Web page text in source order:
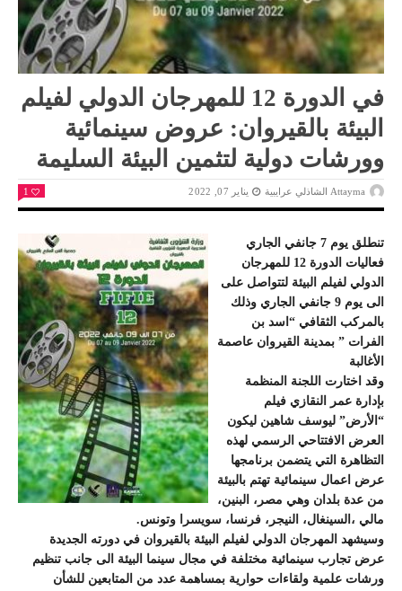
في الدورة 12 للمهرجان الدولي لفيلم
البيئة بالقيروان: عروض سينمائية
وورشات دولية لتثمين البيئة السليمة
Attayma الشاذلي عرايبية يناير 07, 2022 1
تنطلق يوم 7 جانفي الجاري
فعاليات الدورة 12 للمهرجان
الدولي لفيلم البيئة لتتواصل على
الى يوم 9 جانفي الجاري وذلك
بالمركب الثقافي “اسد بن
الفرات ” بمدينة القيروان عاصمة
الأغالبة
وقد اختارت اللجنة المنظمة
بإدارة عمر النقازي فيلم
“الأرض” ليوسف شاهين ليكون
العرض الافتتاحي الرسمي لهذه
التظاهرة التي يتضمن برنامجها
عرض اعمال سينمائية تهتم بالبيئة
من عدة بلدان وهي مصر، البنين،
مالي ،السينغال، النيجر، فرنسا، سويسرا وتونس.
وسيشهد المهرجان الدولي لفيلم البيئة بالقيروان في دورته الجديدة
عرض تجارب سينمائية مختلفة في مجال سينما البيئة الى جانب تنظيم
ورشات علمية ولقاءات حوارية بمساهمة عدد من المتابعين للشأن